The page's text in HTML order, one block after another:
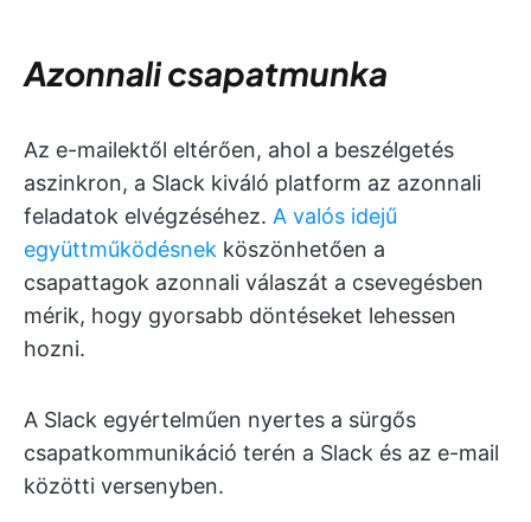
Azonnali csapatmunka
Az e-mailektől eltérően, ahol a beszélgetés
aszinkron, a Slack kiváló platform az azonnali
feladatok elvégzéséhez. A valós idejű
együttműködésnek köszönhetően a
csapattagok azonnali válaszát a csevegésben
mérik, hogy gyorsabb döntéseket lehessen
hozni.
A Slack egyértelműen nyertes a sürgős
csapatkommunikáció terén a Slack és az e-mail
közötti versenyben.